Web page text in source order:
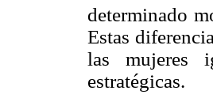
determinado
Estas
las mujeres
estratégicas.